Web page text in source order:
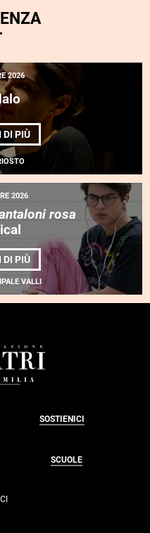
2026
DI PIÙDI
SCANDALO
2026
rosa
DI PIÙDI
<EM>IL
RAGAZZO
DAI
PANTALONI
VALLI
SOSTIENICI
SCUOLE